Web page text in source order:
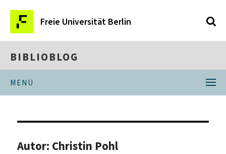
Freie Universität Berlin
BIBLIOBLOG
MENÜ
Autor: Christin Pohl